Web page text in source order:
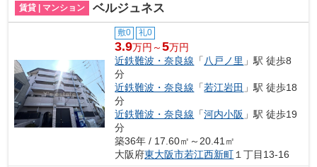
賃貸 | マンション ベルジュネス
敷0 礼0
3.9万円～5万円
近鉄難波・奈良線 「 八戸ノ里 」駅 徒歩8
分
近鉄難波・奈良線 「若江岩田 」駅 徒歩18
分
近鉄難波・奈良線 「河内小阪 」駅 徒歩19
分
築36年 / 17.60㎡～20.41㎡
大阪府東大阪市若江西新町 １丁目13-16